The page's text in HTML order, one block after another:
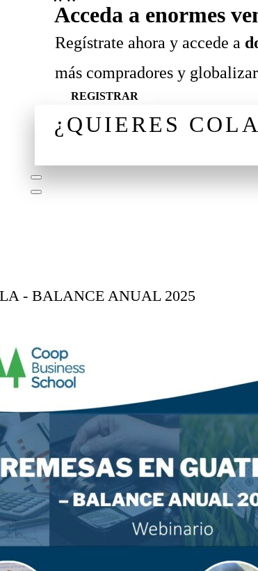
Acceda a enormes
Regístrate ahora y accede a
más compradores y
REGISTRAR
¿QUIERES
- BALANCE ANUAL 2025